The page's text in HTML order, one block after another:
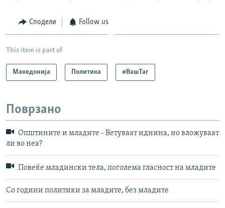
Сподели Follow us
This item is part of
Македонија Политика #ВашТаг
Поврзано
Општините и младите - Ветуваат иднина, но вложуваат
ли во неа?
Повеќе младински тела, поголема гласност на младите
Со години политики за младите, без младите